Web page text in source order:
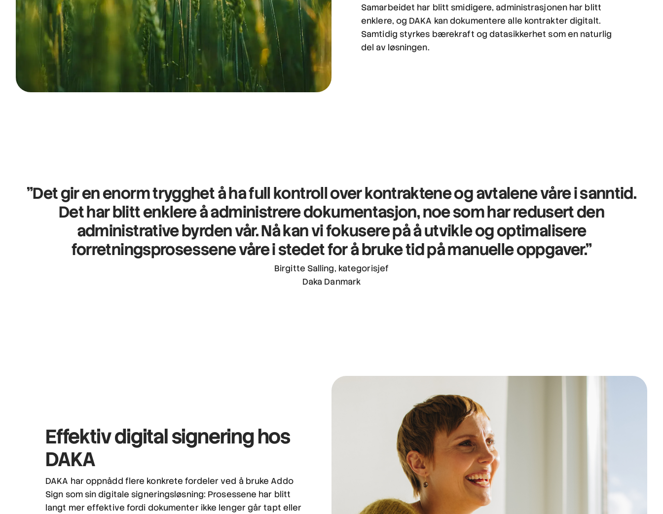
Samarbeidet har blitt smidigere, administrasjonen har blitt
enklere, og DAKA kan dokumentere alle kontrakter digitalt.
Samtidig styrkes bærekraft og datasikkerhet som en naturlig
del av løsningen.
"Det gir en enorm trygghet å ha full kontroll over kontraktene og avtalene våre i sanntid.
Det har blitt enklere å administrere dokumentasjon, noe som har redusert den
administrative byrden vår.Nå kan vi fokusere på å utvikle og optimalisere
forretningsprosessene våre i stedet for å bruke tid på manuelle oppgaver."
Birgitte Salling, kategorisjef
Daka Danmark
Effektiv digital signering hos
DAKA
DAKA har oppnådd flere konkrete fordeler ved å bruke Addo
Sign som sin digitale signeringsløsning: Prosessene har blitt
langt mer effektive fordi dokumenter ikke lenger går tapt eller